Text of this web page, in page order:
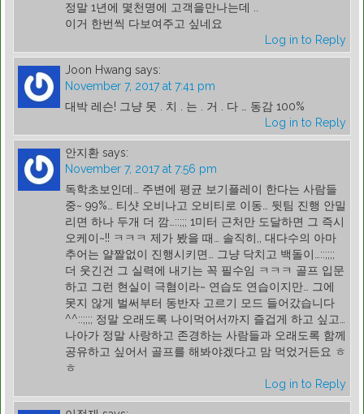
정말 1년에 몇천명에 고객을만나는데 ..
이거 한번씩 다보여주고 싶네요
Log in to Reply
Joon Hwang says:
November 7, 2017 at 7:41 pm
대박 레슨! 그냥 못 . 치 . 는 . 거 . 다 … 동감 100%
Log in to Reply
안지환 says:
November 7, 2017 at 7:56 pm
독학초보인데… 주변에 평균 보기플레이 한다는 사람들
중~ 99%… 티샷 오비나고 오비티로 이동… 뒷팀 진행 안밀
리면 하나 두개 더 깜…::;;; 1미터 근처만 도달하면 그 즉시
오케이~!! ㅋㅋㅋ 제가 봤을 때… 솔직히,, 대다수의 아마
추어는 얄짤없이 진행시키면… 그냥 닥치고 백돌이…::;;;;
더 웃긴건 그 실력에 내기는 꼭 필수임 ㅋㅋㅋ 골프 입문
하고 그런 현실이 극혐이라~ 연습도 연습이지만… 그에
못지 않게 벌써부터 동반자 고르기 모드 들어갔습니다
^^::;;;; 정말 오래도록 나이먹어서까지 즐겁게 하고 싶고…
나아가 정말 사랑하고 존경하는 사람들과 오래도록 함께
공유하고 싶어서 골프를 해봐야겠다고 맘 먹었거든요 ㅎ
ㅎ
Log in to Reply